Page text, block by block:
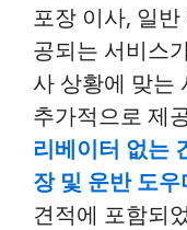
포장 이사, 일
공되는 서비스
사 상황에 맞는
추가적으로 제
리베이터 없는
장 및 운반 도
견적에 포함되